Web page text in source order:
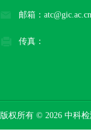
邮箱：atc@gic.ac.cn
传真：
版权所有 © 2026 中科